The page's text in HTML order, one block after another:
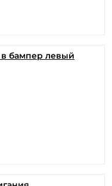
в бампер левый